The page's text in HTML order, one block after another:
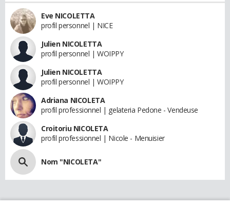
Eve NICOLETTA
profil personnel | NICE
Julien NICOLETTA
profil personnel | WOIPPY
Julien NICOLETTA
profil personnel | WOIPPY
Adriana NICOLETA
profil professionnel | gelateria Pedone - Vendeuse
Croitoriu NICOLETA
profil professionnel | Nicole - Menuisier
Nom "NICOLETA"